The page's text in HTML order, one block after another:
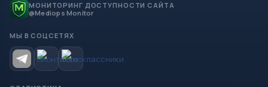
МОНИТОРИНГ ДОСТУПНОСТИ САЙТА
@Mediops Monitor
МЫ В СОЦСЕТЯХ